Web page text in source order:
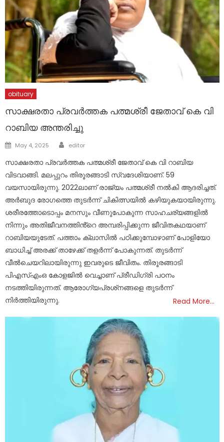
obituary
സാക്ഷരതാ പ്രവർത്തക പത്മശ്രീ ജേതാവ് കെ വി
റാബിയ അന്തരിച്ചു
Posted
May 4, 2025 Author
editor
സാക്ഷരതാ പ്രവർത്തക പത്മശ്രീ ജേതാവ് കെ വി റാബിയ
വിടവാങ്ങി. മലപ്പുറം തിരൂരങ്ങാടി സ്വദേശിയാണ്. 59
വയസായിരുന്നു. 2022ലാണ് രാജ്യം പത്മശ്രീ നൽകി ആദരിച്ചത്.
അർബുദ രോഗത്തെ തുടർന്ന് ചികിത്സയിൽ കഴിയുകയായിരുന്നു.
ശരീരത്തോടൊപ്പം മനസും വീണുപോകുന്ന സാഹചര്യങ്ങളിൽ
നിന്നും അതിജീവനത്തിൻ്റെ അമ്പരിപ്പിക്കുന്ന ജീവിതകഥയാണ്
റാബിയയുടേത്. പത്താം ക്ലാസിൽ പഠിക്കുമ്പോഴാണ് പോളിയോ
ബാധിച്ച് അരക്ക് താഴേക്ക് തളർന്ന് പോകുന്നത്. തുടർന്ന്
വീൽചെയറിലായിരുന്നു ഇവരുടെ ജീവിതം. തിരൂരങ്ങാടി
പിഎസ്എംഒ കോളജിൽ വെച്ചാണ് പ്രീഡിഗ്രി പഠനം
നടത്തിയിരുന്നത്. ആരോഗ്യപ്രശ്‌നങ്ങളെ തുടർന്ന്
നിർത്തിയിരുന്നു.
Read More…